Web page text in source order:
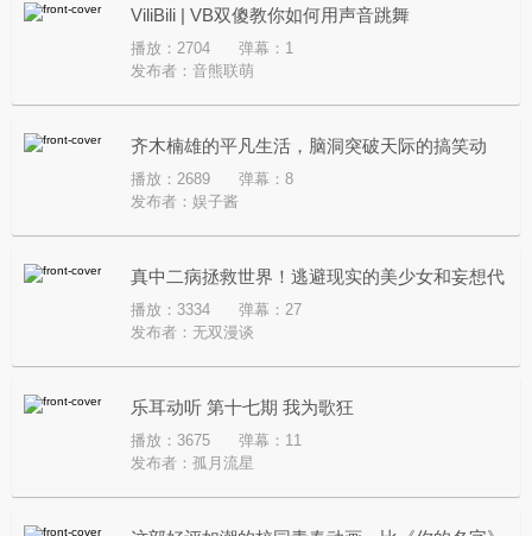
ViliBili | VB双傻教你如何用声音跳舞
播放：2704
弹幕：1
发布者： 音熊联萌
齐木楠雄的平凡生活，脑洞突破天际的搞笑动
漫！
播放：2689
弹幕：8
发布者： 娱子酱
真中二病拯救世界！逃避现实的美少女和妄想代
理人之间的荒诞故事
播放：3334
弹幕：27
发布者： 无双漫谈
乐耳动听 第十七期 我为歌狂
播放：3675
弹幕：11
发布者： 孤月流星